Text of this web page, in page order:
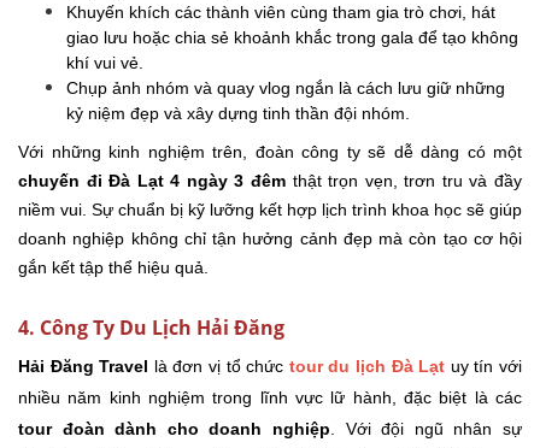
Khuyến khích các thành viên cùng tham gia trò chơi, hát
giao lưu hoặc chia sẻ khoảnh khắc trong gala để tạo không
khí vui vẻ.
Chụp ảnh nhóm và quay vlog ngắn là cách lưu giữ những
kỷ niệm đẹp và xây dựng tinh thần đội nhóm.
Với những kinh nghiệm trên, đoàn công ty sẽ dễ dàng có một
chuyến đi Đà Lạt 4 ngày 3 đêm thật trọn vẹn, trơn tru và đầy
niềm vui. Sự chuẩn bị kỹ lưỡng kết hợp lịch trình khoa học sẽ giúp
doanh nghiệp không chỉ tận hưởng cảnh đẹp mà còn tạo cơ hội
gắn kết tập thể hiệu quả.
4. Công Ty Du Lịch Hải Đăng
Hải Đăng Travel là đơn vị tổ chức tour du lịch Đà Lạt uy tín với
nhiều năm kinh nghiệm trong lĩnh vực lữ hành, đặc biệt là các
tour đoàn dành cho doanh nghiệp . Với đội ngũ nhân sự